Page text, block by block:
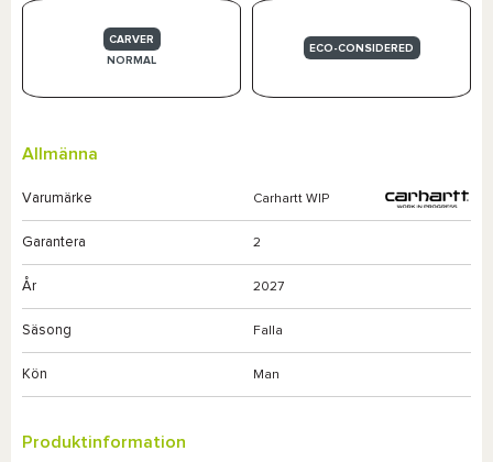
CARVER
NORMAL
ECO-CONSIDERED
Allmänna
Varumärke Carhartt WIP
Garantera 2
År 2027
Säsong Falla
Kön Man
Produktinformation